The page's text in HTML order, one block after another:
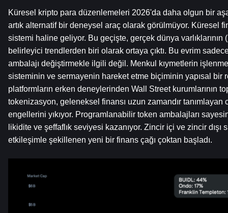
Küresel kripto para düzenlemeleri 2026'da daha olgun bir
artık alternatif bir deneysel araç olarak görülmüyor. Küresel
sistemi haline geliyor. Bu geçişte, gerçek dünya varlıklarının
belirleyici trendlerden biri olarak ortaya çıktı. Bu evrim
ambalajı değiştirmekle ilgili değil. Menkul kıymetlerin
sisteminin ve sermayenin hareket etme biçiminin yapısal bir
platformların erken deneylerinden Wall Street kurumlarının
tokenizasyon, geleneksel finansı uzun zamandır
engellerini yıkıyor. Programlanabilir token ambalajları
likidite ve şeffaflık seviyesi kazanıyor. Zincir içi ve zincir dışı
etkileşimle şekillenen yeni bir finans çağı çoktan başladı.